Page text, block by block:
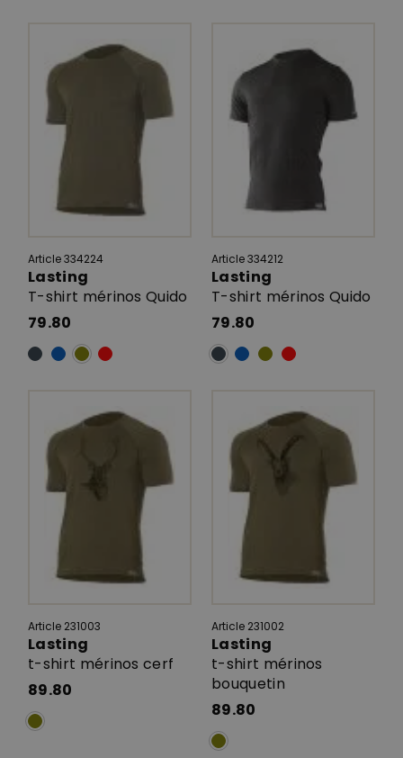
Article 334224
Lasting
T-shirt mérinos Quido
79.80
Article 334212
Lasting
T-shirt mérinos Quido
79.80
Article 231003
Lasting
t-shirt mérinos cerf
89.80
Article 231002
Lasting
t-shirt mérinos
bouquetin
89.80